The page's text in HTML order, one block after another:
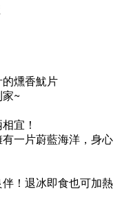
燻香魷片
~
宜！
一片蔚藍海洋，身心
！退冰即食也可加熱